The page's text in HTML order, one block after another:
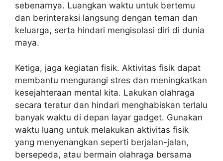
sebenarnya. Luangkan waktu untuk bertemu
dan berinteraksi langsung dengan teman dan
keluarga, serta hindari mengisolasi diri di dunia
maya.
Ketiga, jaga kegiatan fisik. Aktivitas fisik dapat
membantu mengurangi stres dan meningkatkan
kesejahteraan mental kita. Lakukan olahraga
secara teratur dan hindari menghabiskan terlalu
banyak waktu di depan layar gadget. Gunakan
waktu luang untuk melakukan aktivitas fisik
yang menyenangkan seperti berjalan-jalan,
bersepeda, atau bermain olahraga bersama